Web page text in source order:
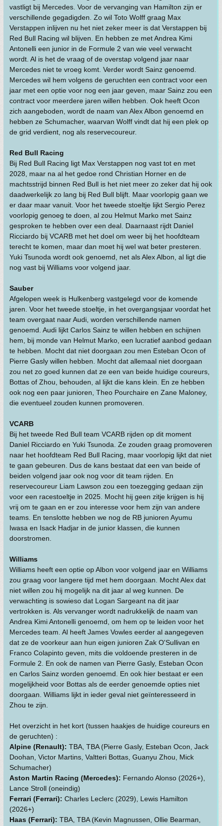
vastligt bij Mercedes. Voor de vervanging van Hamilton zijn er
verschillende gegadigden. Zo wil Toto Wolff graag Max
Verstappen inlijven nu het niet zeker meer is dat Verstappen bij
Red Bull Racing wil blijven. En hebben ze met Andrea Kimi
Antonelli een junior in de Formule 2 van wie veel verwacht
wordt. Al is het de vraag of de overstap volgend jaar naar
Mercedes niet te vroeg komt. Verder wordt Sainz genoemd.
Mercedes wil hem volgens de geruchten een contract voor een
jaar met een optie voor nog een jaar geven, maar Sainz zou een
contract voor meerdere jaren willen hebben. Ook heeft Ocon
zich aangeboden, wordt de naam van Alex Albon genoemd en
hebben ze Schumacher, waarvan Wolff vindt dat hij een plek op
de grid verdient, nog als reservecoureur.
Red Bull Racing
Bij Red Bull Racing ligt Max Verstappen nog vast tot en met
2028, maar na al het gedoe rond Christian Horner en de
machtsstrijd binnen Red Bull is het niet meer zo zeker dat hij ook
daadwerkelijk zo lang bij Red Bull blijft. Maar voorlopig gaan we
er daar maar vanuit. Voor het tweede stoeltje lijkt Sergio Perez
voorlopig genoeg te doen, al zou Helmut Marko met Sainz
gesproken te hebben over een deal. Daarnaast rijdt Daniel
Ricciardo bij VCARB met het doel om weer bij het hoofdteam
terecht te komen, maar dan moet hij wel wat beter presteren.
Yuki Tsunoda wordt ook genoemd, net als Alex Albon, al ligt die
nog vast bij Williams voor volgend jaar.
Sauber
Afgelopen week is Hulkenberg vastgelegd voor de komende
jaren. Voor het tweede stoeltje, in het overgangsjaar voordat het
team overgaat naar Audi, worden verschillende namen
genoemd. Audi lijkt Carlos Sainz te willen hebben en schijnen
hem, bij monde van Helmut Marko, een lucratief aanbod gedaan
te hebben. Mocht dat niet doorgaan zou men Esteban Ocon of
Pierre Gasly willen hebben. Mocht dat allemaal niet doorgaan
zou net zo goed kunnen dat ze een van beide huidige coureurs,
Bottas of Zhou, behouden, al lijkt die kans klein. En ze hebben
ook nog een paar junioren, Theo Pourchaire en Zane Maloney,
die eventueel zouden kunnen promoveren.
VCARB
Bij het tweede Red Bull team VCARB rijden op dit moment
Daniel Ricciardo en Yuki Tsunoda. Ze zouden graag promoveren
naar het hoofdteam Red Bull Racing, maar voorlopig lijkt dat niet
te gaan gebeuren. Dus de kans bestaat dat een van beide of
beiden volgend jaar ook nog voor dit team rijden. En
reservecoureur Liam Lawson zou een toezegging gedaan zijn
voor een racestoeltje in 2025. Mocht hij geen zitje krijgen is hij
vrij om te gaan en er zou interesse voor hem zijn van andere
teams. En tenslotte hebben we nog de RB junioren Ayumu
Iwasa en Isack Hadjar in de junior klassen, die kunnen
doorstromen.
Williams
Williams heeft een optie op Albon voor volgend jaar en Williams
zou graag voor langere tijd met hem doorgaan. Mocht Alex dat
niet willen zou hij mogelijk na dit jaar al weg kunnen. De
verwachting is sowieso dat Logan Sargeant na dit jaar
vertrokken is. Als vervanger wordt nadrukkelijk de naam van
Andrea Kimi Antonelli genoemd, om hem op te leiden voor het
Mercedes team. Al heeft James Vowles eerder al aangegeven
dat ze de voorkeur aan hun eigen junioren Zak O'Sullivan en
Franco Colapinto geven, mits die voldoende presteren in de
Formule 2. En ook de namen van Pierre Gasly, Esteban Ocon
en Carlos Sainz worden genoemd. En ook hier bestaat er een
mogelijkheid voor Bottas als de eerder genoemde opties niet
doorgaan. Williams lijkt in ieder geval niet geïnteresseerd in
Zhou te zijn.
Het overzicht in het kort (tussen haakjes de huidige coureurs en
de geruchten) :
Alpine (Renault): TBA, TBA (Pierre Gasly, Esteban Ocon, Jack
Doohan, Victor Martins, Valtteri Bottas, Guanyu Zhou, Mick
Schumacher)
Aston Martin Racing (Mercedes): Fernando Alonso (2026+),
Lance Stroll (oneindig)
Ferrari (Ferrari): Charles Leclerc (2029), Lewis Hamilton
(2026+)
Haas (Ferrari): TBA, TBA (Kevin Magnussen, Ollie Bearman,